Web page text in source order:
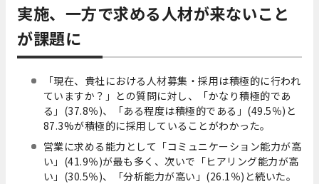
実施、一方で求める人材が来ないこと
が課題に
「現在、貴社における人材募集・採用は積極的に行われ
ていますか？」との質問に対し、「かなり積極的であ
る」(37.8％)、「ある程度は積極的である」(49.5％)と
87.3%が積極的に採用していることがわかった。
営業に求める能力として「コミュニケーション能力が高
い」(41.9％)が最も多く、次いで「ヒアリング能力が高
い」(30.5％)、「分析能力が高い」(26.1％)と続いた。